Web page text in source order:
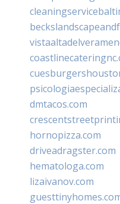
dmtacos.com
hornopizza.com
driveadragster.com
hematologa.com
lizaivanov.com